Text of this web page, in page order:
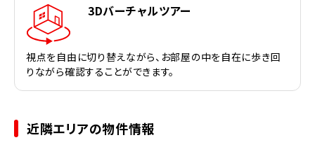
3Dバーチャルツアー
視点を自由に切り替えながら、お部屋の中を自在に歩き回
りながら確認することができます。
近隣エリアの物件情報